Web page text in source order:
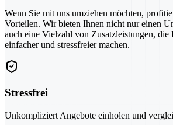
Wenn Sie mit uns umziehen möchten,
Vorteilen. Wir bieten Ihnen nicht nur einen
auch eine Vielzahl von Zusatzleistungen, die
einfacher und stressfreier machen.
Stressfrei
Unkompliziert Angebote einholen und